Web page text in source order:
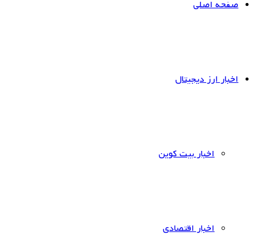
صفحه اصلی
اخبار ارز دیجیتال
اخبار بیت کوین
اخبار اقتصادی